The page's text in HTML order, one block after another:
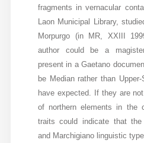
fragments in vernacular
Laon Municipal Library,
Morpurgo (in MR, XXIII
author could be a
present in a Gaetano
be Median rather than
have expected. If they are
of northern elements in the
traits could indicate that the
and Marchigiano linguistic